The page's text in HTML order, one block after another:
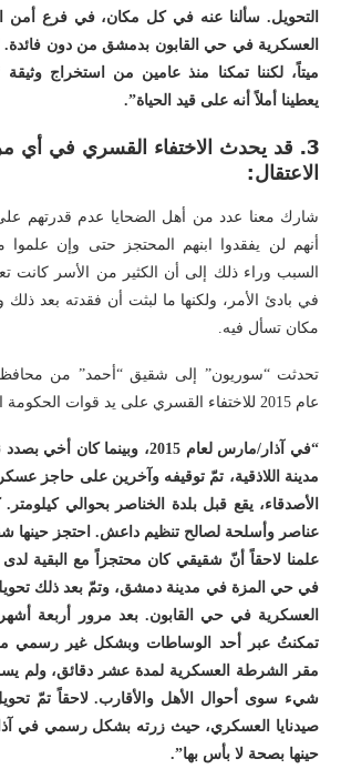
التحويل. سألنا عنه في كل مكان، في فرع أمن
العسكرية في حي القابون بدمشق من دون فائدة.
ميتاً، لكننا تمكنا منذ عامين من استخراج وثيقة
يعطينا أملاً أنه على قيد الحياة”.
3.
قد يحدث الاختفاء القسري في أي
الاعتقال:
شارك معنا عدد من أهل الضحايا عدم قدرتهم
أنهم لن يفقدوا ابنهم المحتجز حتى وإن علموا
السبب وراء ذلك إلى أن الكثير من الأسر كانت
في بادئ الأمر، ولكنها ما لبثت أن فقدته بعد
مكان تسأل فيه.
تحدثت “سوريون” إلى شقيق “أحمد” من
عام 2015 للاختفاء القسري على يد قوات الحكومة السورية، حيث قال:
“في آذار/مارس لعام 2015، وبينما
مدينة اللاذقية، تمّ توقيفه وآخرين على حاجز
الأصدقاء، يقع قبل بلدة الخناصر بحوالي
عناصر وأسلحة لصالح تنظيم داعش. احتجز حينها
علمنا لاحقاً أنّ شقيقي كان محتجزاً مع البقية
في حي المزة في مدينة دمشق، وتمّ بعد ذلك
العسكرية في حي القابون. بعد مرور أربعة أشهر
تمكنتُ عبر أحد الوساطات وبشكل غير رسمي
مقر الشرطة العسكرية لمدة عشر دقائق، ولم
شيء سوى أحوال الأهل والأقارب. لاحقاً تمّ
حينها بصحة لا بأس بها”.